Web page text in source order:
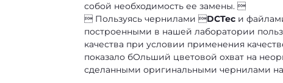
собой необходимость ее замены. 
 Пользуясь чернилами DCTec и
построенными в нашей лаборатории
качества при условии применения
показало бОльший цветовой охват на
сделанными оригинальными чернилами